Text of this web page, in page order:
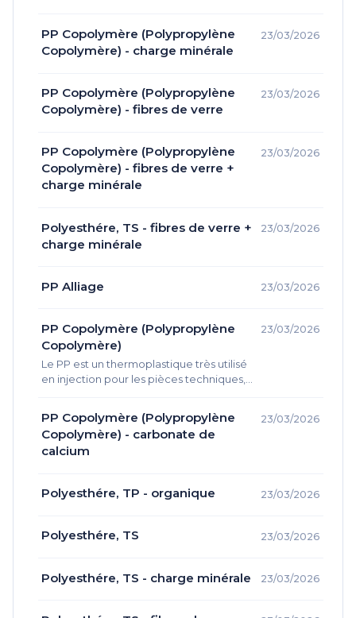
PP Copolymère (Polypropylène
Copolymère) - charge minérale
23/03/2026
PP Copolymère (Polypropylène
Copolymère) - fibres de verre
23/03/2026
PP Copolymère (Polypropylène
Copolymère) - fibres de verre +
charge minérale
23/03/2026
Polyesthére, TS - fibres de verre +
charge minérale
23/03/2026
PP Alliage 23/03/2026
PP Copolymère (Polypropylène
Copolymère)
Le PP est un thermoplastique très utilisé
en injection pour les pièces techniques,
composants automobiles. Il est apprécié…
23/03/2026
PP Copolymère (Polypropylène
Copolymère) - carbonate de
calcium
23/03/2026
Polyesthére, TP - organique 23/03/2026
Polyesthére, TS 23/03/2026
Polyesthére, TS - charge minérale 23/03/2026